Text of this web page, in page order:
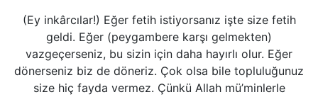
(Ey inkârcılar!) Eğer fetih istiyorsanız işte size fetih
geldi. Eğer (peygambere karşı gelmekten)
vazgeçerseniz, bu sizin için daha hayırlı olur. Eğer
dönerseniz biz de döneriz. Çok olsa bile topluluğunuz
size hiç fayda vermez. Çünkü Allah mü’minlerle